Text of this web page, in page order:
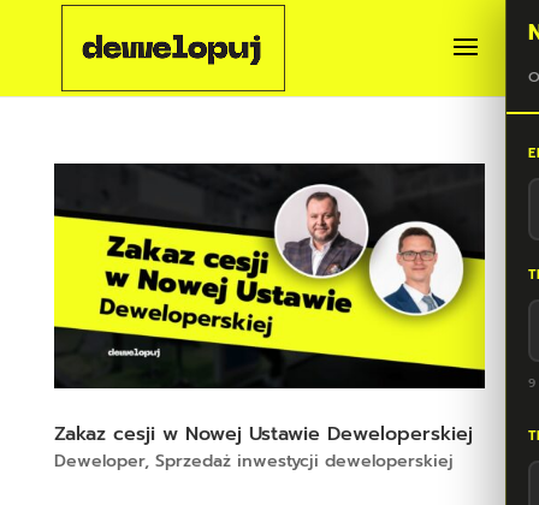
Zakaz cesji w Nowej Ustawie Deweloperskiej
Deweloper, Sprzedaż inwestycji deweloperskiej
9